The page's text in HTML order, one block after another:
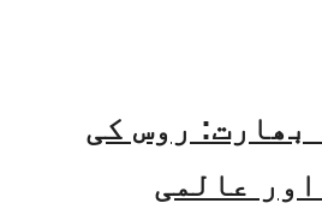
بھارت: روس کی
عالمی